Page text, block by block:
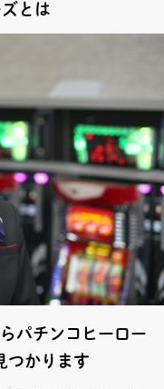
とは
パチンコヒーロー
つかります